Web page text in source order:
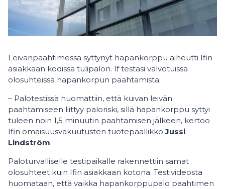
Leivänpaahtimessa syttynyt hapankorppu aiheutti Ifin
asiakkaan kodissa tulipalon. If testasi valvotuissa
olosuhteissa hapankorpun paahtamista.
– Palotestissä huomattiin, että kuivan leivän
paahtamiseen liittyy paloriski, sillä hapankorppu syttyi
tuleen noin 1,5 minuutin paahtamisen jälkeen, kertoo
Ifin omaisuusvakuutusten tuotepäällikköJussi
Lindström.
Paloturvalliselle testipaikalle rakennettiin samat
olosuhteet kuin Ifin asiakkaan kotona. Testivideosta
huomataan, että vaikka hapankorppupalo paahtimen